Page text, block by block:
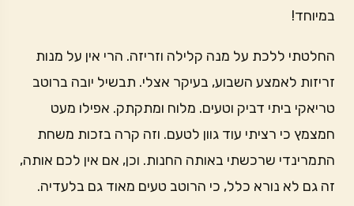
במיוחד!
החלטתי ללכת על מנה קלילה וזריזה. הרי אין על מנות
זריזות לאמצע השבוע, בעיקר אצלי. תבשיל יובה ברוטב
טריאקי ביתי דביק וטעים. מלוח ומתקתק. אפילו מעט
חמצמץ כי רציתי עוד גוון לטעם. וזה קרה בזכות משחת
התמרינדי שרכשתי באותה החנות. וכן, אם אין לכם אותה,
זה גם לא נורא כלל, כי הרוטב טעים מאוד גם בלעדיה.